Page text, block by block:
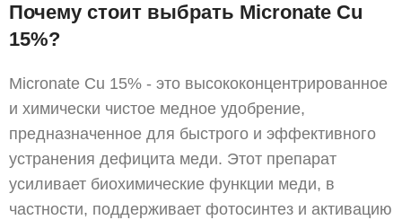
Почему стоит выбрать Micronate Cu
15%?
Micronate Cu 15% - это высококонцентрированное
и химически чистое медное удобрение,
предназначенное для быстрого и эффективного
устранения дефицита меди. Этот препарат
усиливает биохимические функции меди, в
частности, поддерживает фотосинтез и активацию